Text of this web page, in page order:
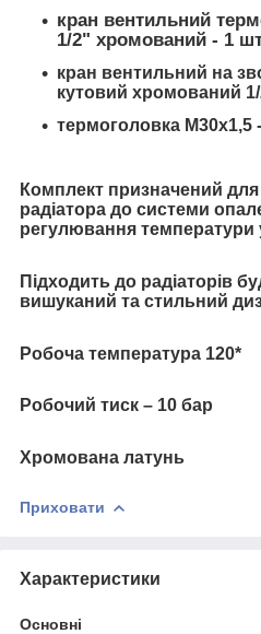
кран вентильний
1/2" хромований - 1
кран вентильний на
кутовий хромований
термоголовка М30х1,5
Комплект призначений
радіатора до системи
регулювання температури
Підходить до радіаторів
вишуканий та стильний
Робоча температура 120*
Робочий тиск – 10 бар
Хромована латунь
Приховати
Характеристики
Основні